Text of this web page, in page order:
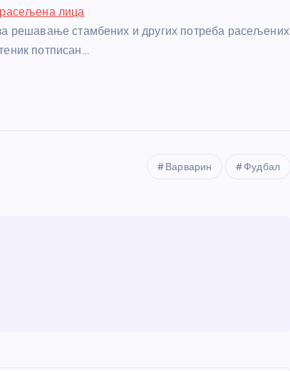
лица
решавање стамбених и других потреба расељених
потписан…
Варварин Фудбал